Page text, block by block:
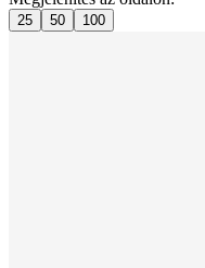
25 50 100